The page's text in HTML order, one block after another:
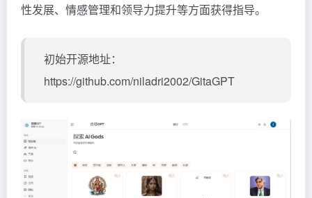
性发展、情感管理和领导力提升等方面获得指导。
初始开源地址：
https://github.com/niladri2002/GitaGPT